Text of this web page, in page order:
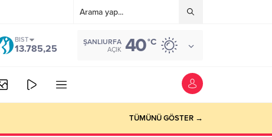
BIST
13.785,25
ŞANLIURFA
AÇIK 40°C
TÜMÜNÜ GÖSTER →